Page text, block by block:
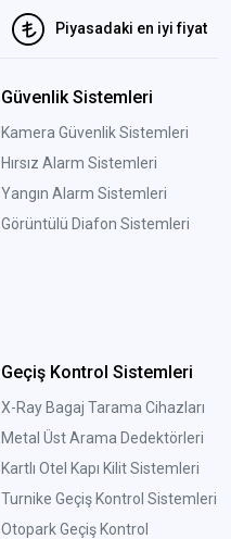
Piyasadaki en iyi fiyat
Güvenlik Sistemleri
Kamera Güvenlik Sistemleri
Hırsız Alarm Sistemleri
Yangın Alarm Sistemleri
Görüntülü Diafon Sistemleri
Geçiş Kontrol Sistemleri
X-Ray Bagaj Tarama Cihazları
Metal Üst Arama Dedektörleri
Kartlı Otel Kapı Kilit Sistemleri
Turnike Geçiş Kontrol Sistemleri
Otopark Geçiş Kontrol